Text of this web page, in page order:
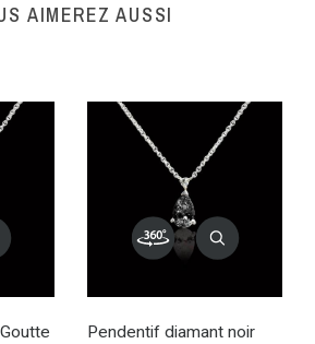
AIMEREZ AUSSI
Pendentif diamant noir